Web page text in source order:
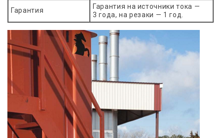
Гарантия
Гарантия на источники тока —
3 года, на резаки — 1 год.